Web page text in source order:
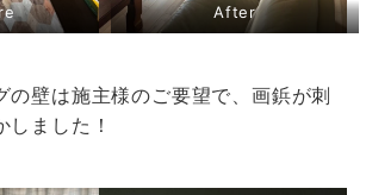
After
の壁は施主様のご要望で、画鋲が刺
しました！